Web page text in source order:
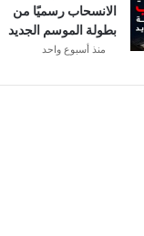
الانسحاب رسميًا من
بطولة الموسم الجديد
منذ أسبوع واحد